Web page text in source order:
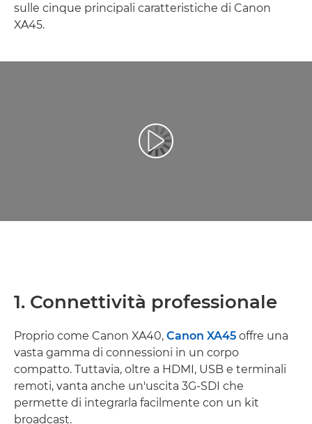
sulle cinque principali caratteristiche di Canon
XA45.
Riproduci il video
1. Connettività professionale
Proprio come Canon XA40, Canon XA45 offre una
vasta gamma di connessioni in un corpo
compatto. Tuttavia, oltre a HDMI, USB e terminali
remoti, vanta anche un'uscita 3G-SDI che
permette di integrarla facilmente con un kit
broadcast.